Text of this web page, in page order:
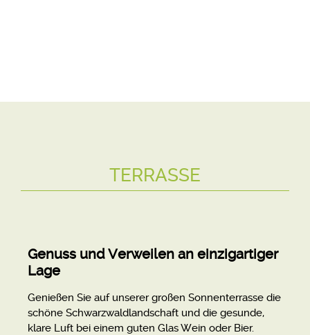
TERRASSE
Genuss und Verweilen an einzigartiger
Lage
Genießen Sie auf unserer großen Sonnenterrasse die
schöne Schwarzwaldlandschaft und die gesunde,
klare Luft bei einem guten Glas Wein oder Bier.